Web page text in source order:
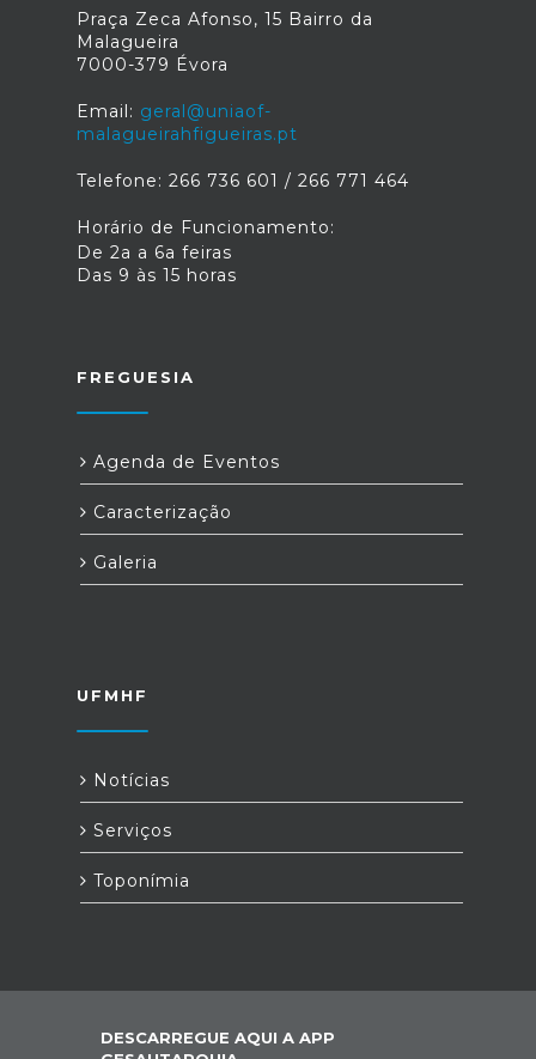
Praça Zeca Afonso, 15 Bairro da
Malagueira
7000-379 Évora
Email: geral@uniaof-
malagueirahfigueiras.pt
Telefone: 266 736 601 / 266 771 464
Horário de Funcionamento:
De 2a a 6a feiras
Das 9 às 15 horas
FREGUESIA
Agenda de Eventos
Caracterização
Galeria
UFMHF
Notícias
Serviços
Toponímia
DESCARREGUE AQUI A APP